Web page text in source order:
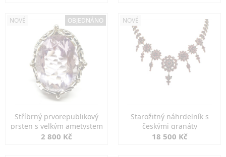
NOVÉ OBJEDNÁNO
Stříbrný prvorepublikový
prsten s velkým ametystem
2 800 Kč
NOVÉ
Starožitný náhrdelník s
českými granáty
18 500 Kč